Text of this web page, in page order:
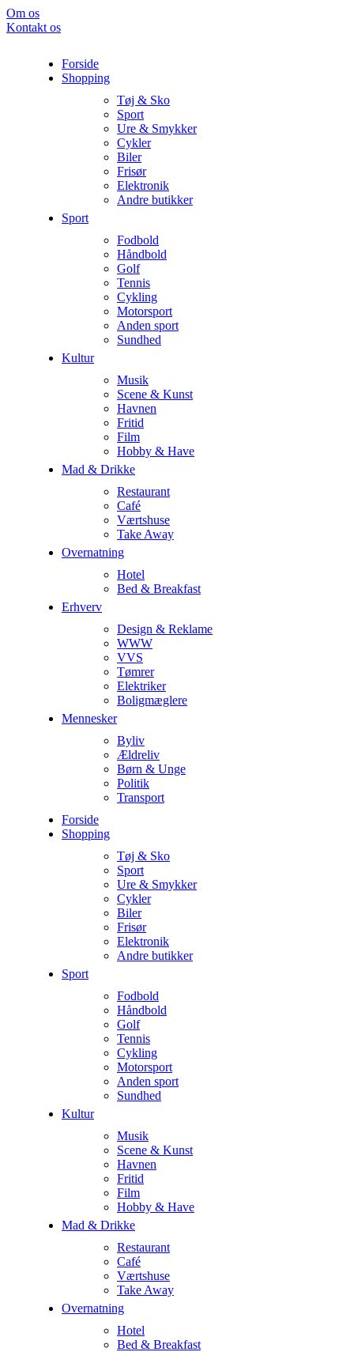
Om os
Kontakt os
Forside
Shopping
Tøj & Sko
Sport
Ure & Smykker
Cykler
Biler
Frisør
Elektronik
Andre butikker
Sport
Fodbold
Håndbold
Golf
Tennis
Cykling
Motorsport
Anden sport
Sundhed
Kultur
Musik
Scene & Kunst
Havnen
Fritid
Film
Hobby & Have
Mad & Drikke
Restaurant
Café
Værtshuse
Take Away
Overnatning
Hotel
Bed & Breakfast
Erhverv
Design & Reklame
WWW
VVS
Tømrer
Elektriker
Boligmæglere
Mennesker
Byliv
Ældreliv
Børn & Unge
Politik
Transport
Forside
Shopping
Tøj & Sko
Sport
Ure & Smykker
Cykler
Biler
Frisør
Elektronik
Andre butikker
Sport
Fodbold
Håndbold
Golf
Tennis
Cykling
Motorsport
Anden sport
Sundhed
Kultur
Musik
Scene & Kunst
Havnen
Fritid
Film
Hobby & Have
Mad & Drikke
Restaurant
Café
Værtshuse
Take Away
Overnatning
Hotel
Bed & Breakfast